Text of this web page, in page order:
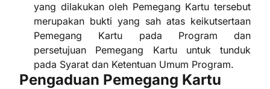
yang dilakukan oleh Pemegang Kartu tersebut
merupakan bukti yang sah atas keikutsertaan
Pemegang Kartu pada Program dan
persetujuan Pemegang Kartu untuk tunduk
pada Syarat dan Ketentuan Umum Program.
Pengaduan Pemegang Kartu